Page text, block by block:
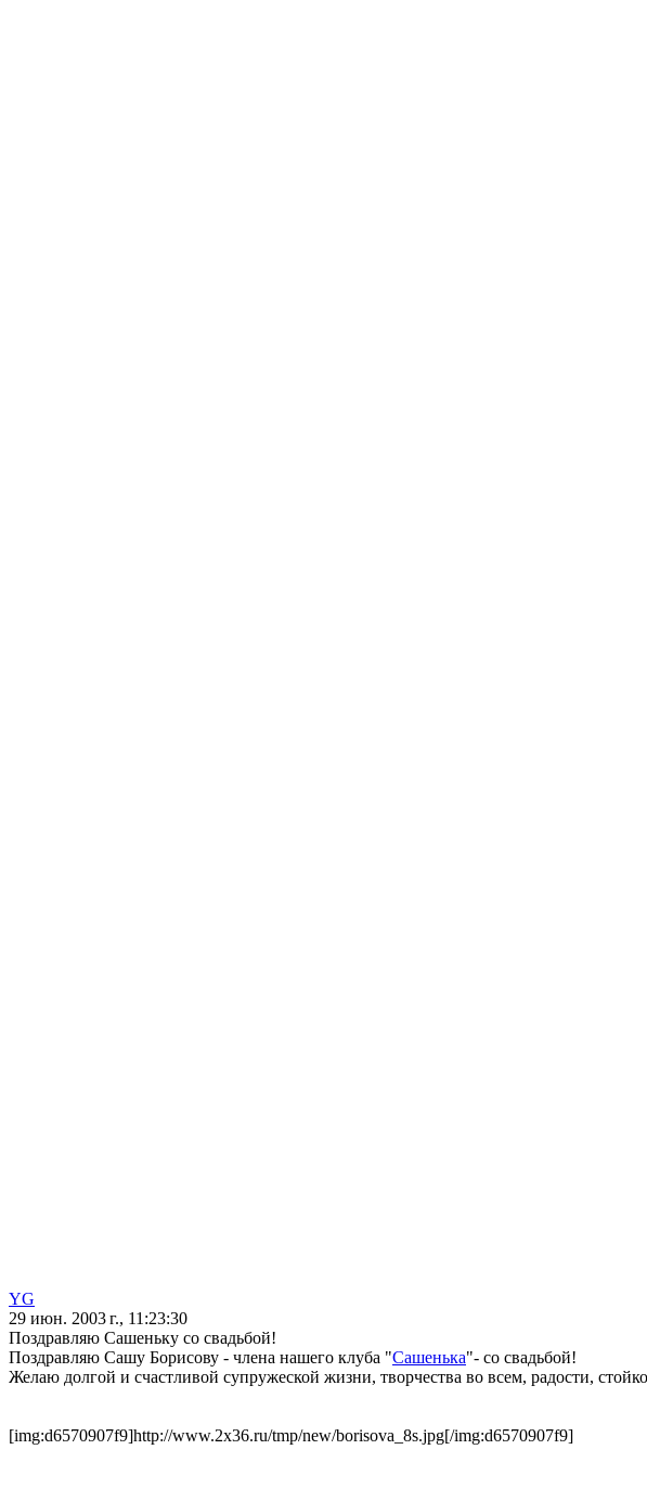
YG
29 июн. 2003 г., 11:23:30
Поздравляю Сашеньку со свадьбой!
Поздравляю Сашу Борисову - члена нашего клуба "Сашенька"- со свадьбой!
Желаю долгой и счастливой супружеской жизни, творчества во всем, радости,
[img:d6570907f9]http://www.2x36.ru/tmp/new/borisova_8s.jpg[/img:d6570907f9]